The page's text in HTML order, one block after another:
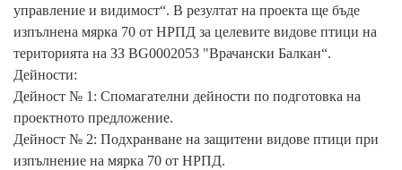
управление и видимост“. В резултат на проекта ще бъде
изпълнена мярка 70 от НРПД за целевите видове птици на
територията на ЗЗ BG0002053 "Врачански Балкан“.
Дейности:
Дейност № 1: Спомагателни дейности по подготовка на
проектното предложение.
Дейност № 2: Подхранване на защитени видове птици при
изпълнение на мярка 70 от НРПД.